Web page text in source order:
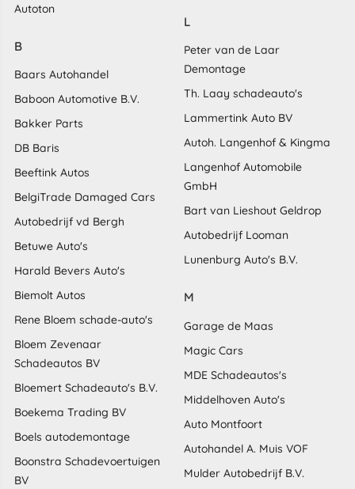
Autoton
B
Baars Autohandel
Baboon Automotive B.V.
Bakker Parts
DB Baris
Beeftink Autos
BelgiTrade Damaged Cars
Autobedrijf vd Bergh
Betuwe Auto's
Harald Bevers Auto's
Biemolt Autos
Rene Bloem schade-auto's
Bloem Zevenaar
Schadeautos BV
Bloemert Schadeauto's B.V.
Boekema Trading BV
Boels autodemontage
Boonstra Schadevoertuigen
BV
L
Peter van de Laar
Demontage
Th. Laay schadeauto's
Lammertink Auto BV
Autoh. Langenhof & Kingma
Langenhof Automobile
GmbH
Bart van Lieshout Geldrop
Autobedrijf Looman
Lunenburg Auto's B.V.
M
Garage de Maas
Magic Cars
MDE Schadeautos's
Middelhoven Auto's
Auto Montfoort
Autohandel A. Muis VOF
Mulder Autobedrijf B.V.